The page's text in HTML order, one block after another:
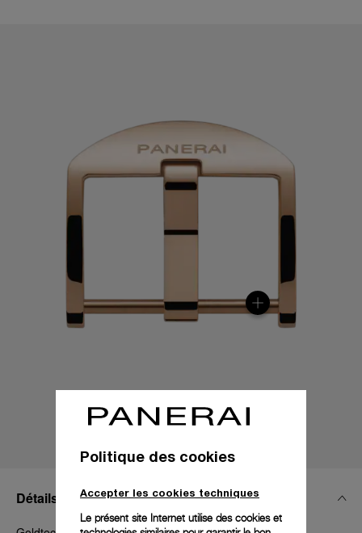
Détails Techniques
Politique des cookies
Accepter les cookies techniques
Le présent site Internet utilise des cookies et